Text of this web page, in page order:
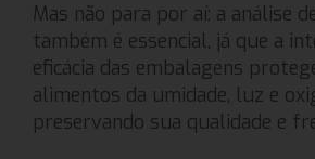
Mas não para por aí: a análise
também é essencial, já que a
eficácia das embalagens
alimentos da umidade, luz e
preservando sua qualidade e